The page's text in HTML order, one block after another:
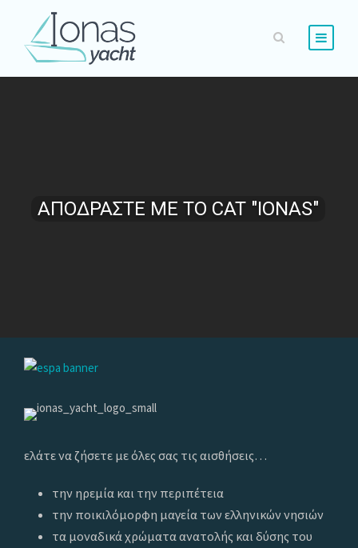
ΑΠΟΔΡΑΣΤΕ ΜΕ ΤΟ CAT "IONAS"
ελάτε να ζήσετε με όλες σας τις αισθήσεις…
την ηρεμία και την περιπέτεια
την ποικιλόμορφη μαγεία των ελληνικών νησιών
τα μοναδικά χρώματα ανατολής και δύσης του